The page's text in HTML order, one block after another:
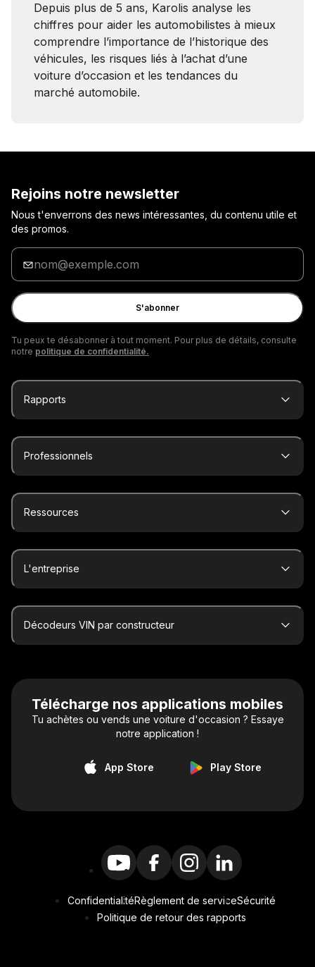
Depuis plus de 5 ans, Karolis analyse les
chiffres pour aider les automobilistes à mieux
comprendre l’importance de l’historique des
véhicules, les risques liés à l’achat d’une
voiture d’occasion et les tendances du
marché automobile.
Rejoins notre newsletter
Nous t'enverrons des news intéressantes, du contenu utile et
des promos.
Entre
ton
adresse
e-
mail
S'abonner
Tu peux te désabonner à tout moment. Pour plus de détails, consulte
notre politique de confidentialité.
Rapports
Professionnels
Ressources
L'entreprise
Décodeurs VIN par constructeur
Télécharge nos applications mobiles
Tu achètes ou vends une voiture d'occasion ? Essaye
notre application !
App Store Play Store
ConfidentialitéRèglement de serviceSécurité
Politique de retour des rapports